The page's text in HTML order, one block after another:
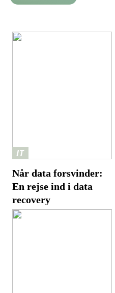
IT
Når data forsvinder:
En rejse ind i data
recovery